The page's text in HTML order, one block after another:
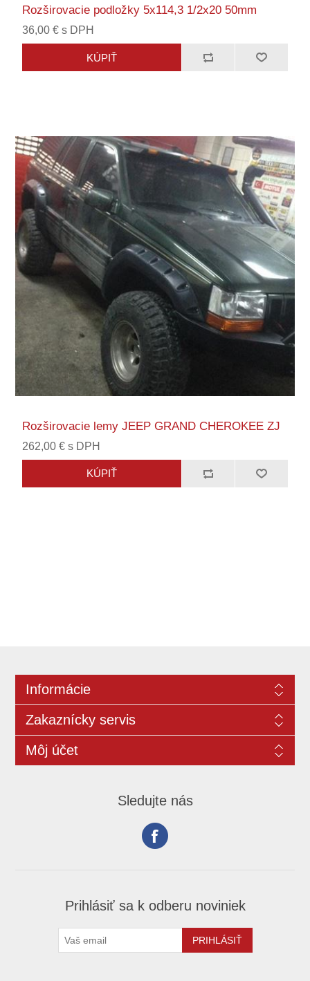
Rozširovacie podložky 5x114,3 1/2x20 50mm
36,00 € s DPH
Rozširovacie lemy JEEP GRAND CHEROKEE ZJ
262,00 € s DPH
Informácie
Zakaznícky servis
Môj účet
Sledujte nás
Prihlásiť sa k odberu noviniek